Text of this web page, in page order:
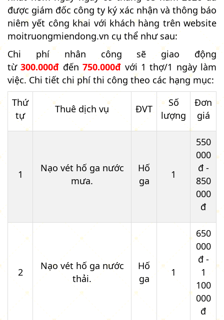
được giám đốc công ty ký xác nhận và thông báo
niêm yết công khai với khách hàng trên website
moitruongmiendong.vn cụ thể như sau:
Chi phí nhân công sẽ giao động
từ300.000đ đến750.000đ với 1 thợ/1 ngày làm
việc. Chi tiết chi phí thi công theo các hạng mục:
Thứ
tự
Thuê dịch vụ ĐVT
Số
lượng
Đơn
giá
1
Nạo vét hố ga nước
mưa.
Hố
ga
1
550
000
đ -
850
000
đ
2
Nạo vét hố ga nước
thải.
Hố
ga
1
650
000
đ -
1
100
000
đ